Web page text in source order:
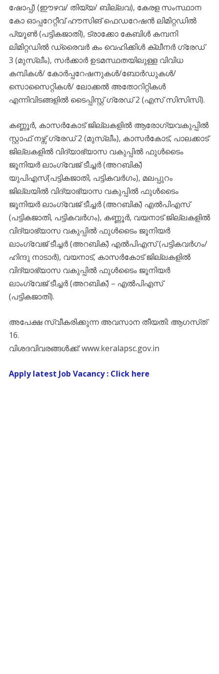
ഷോപ്പ്) (ഈഴവ/ തിയ്യ/ ബില്ലവ), കേരള സംസ്ഥാന
കോ ഓപ്പറേറ്റീവ് ഹൗസിങ് ഫെഡറേഷൻ ലിമിറ്റഡിൽ
പ്യൂൺ (പട്ടികജാതി), ട്രാക്കോ കേബിൾ കമ്പനി
ലിമിറ്റഡിൽ ഡ്രൈവർ കം വെഹിക്കിൾ ക്ലീനർ ഗ്രേഡ്
3 (മുസ്ലീം), സർക്കാർ ഉടമസ്ഥതയിലുള്ള വിവിധ
കമ്പികൾ/ കോർപ്പറേഷനുകൾ/ബോർഡുകൾ/
സൊസൈറ്റികൾ/ ലോക്കൽ അതോറിറ്റികൾ
എന്നിവിടങ്ങളിൽ ടൈപ്പിസ്റ്റ് ഗ്രേഡ് 2 (എസ് സിസിസി).
കണ്ണൂർ, കാസർകോട്‌ ജില്ലകളിൽ ആരോഗ്യവകുപ്പിൽ
സ്റ്റാഫ് നഴ്സ് ഗ്രേഡ് 2 (മുസ്ലീം), കാസർകോട്‌, പാലക്കാട്
ജില്ലകളിൽ വിദ്യാഭ്യാസ വകുപ്പിൽ ഫുൾടൈം
ജൂനിയർ ലാംഗ്വേജ് ടീച്ചർ (അറബിക്)
യുപിഎസ്(പട്ടികജാതി, പട്ടികവർഗം), മലപ്പുറം
ജില്ലയിൽ വിദ്യാഭ്യാസ വകുപ്പിൽ ഫുൾടൈം
ജൂനിയർ ലാംഗ്വേജ് ടീച്ചർ (അറബിക്) എൽപിഎസ്
(പട്ടികജാതി, പട്ടികവർഗം), കണ്ണൂർ, വയനാട് ജില്ലകളിൽ
വിദ്യാഭ്യാസ വകുപ്പിൽ ഫുൾടൈം ജൂനിയർ
ലാംഗ്വേജ് ടീച്ചർ (അറബിക്) എൽപിഎസ് (പട്ടികവർഗം/
ഹിന്ദു നാടാർ), വയനാട്, കാസർകോട്‌ ജില്ലകളിൽ
വിദ്യാഭ്യാസ വകുപ്പിൽ ഫുൾടൈം ജൂനിയർ
ലാംഗ്വേജ് ടീച്ചർ (അറബിക്) – എൽപിഎസ്
(പട്ടികജാതി).
അപേക്ഷ സ്വീകരിക്കുന്ന അവസാന തീയതി: ആഗസ്‌ത്‌
16.
വിശദവിവരങ്ങൾക്ക്‌: www.keralapsc.gov.in
Apply latest Job Vacancy : Click here